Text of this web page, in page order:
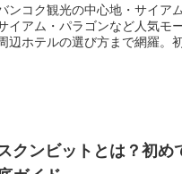
ンコク観光の中心地・サイア
イアム・パラゴンなど人気モ
辺ホテルの選び方まで網羅。
クンビットとは？初め